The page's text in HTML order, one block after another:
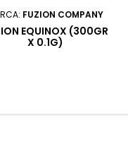
FUZION COMPANY
EQUINOX (300GR
X 0.1G)